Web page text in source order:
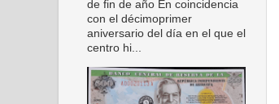
de fin de año En coincidencia
con el décimoprimer
aniversario del día en el que el
centro hi...